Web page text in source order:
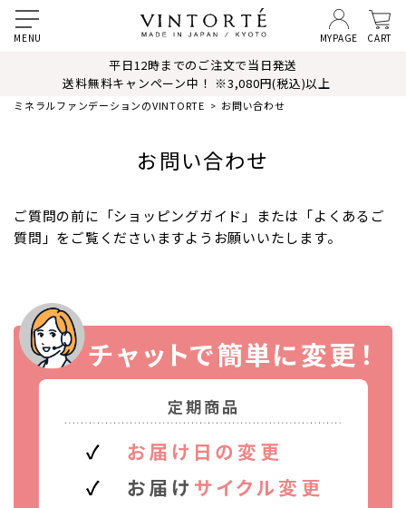
MYPAGE CART
平日12時までのご注文で当日発送
送料無料キャンペーン中！ ※3,080円(税込)以上
ミネラルファンデーションのVINTORTE お問い合わせ
お問い合わせ
ご質問の前に「ショッピングガイド」または「よくあるご
質問」をご覧くださいますようお願いいたします。